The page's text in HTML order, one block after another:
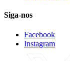
Siga-nos
Facebook
Instagram